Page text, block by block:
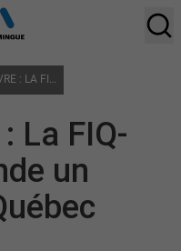
MAIN-D’ŒUVRE : LA FIQ-SISSAT DEMANDE UN PLAN À SANTÉ QUÉBEC
La FIQ-
un